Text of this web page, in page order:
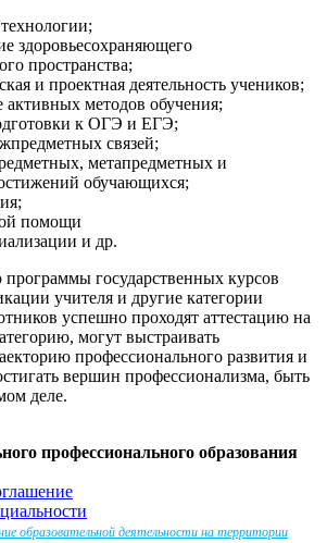
здоровьесохраняющего
пространства;
и проектная деятельность учеников;
активных методов обучения;
к ОГЭ и ЕГЭ;
связей;
метапредметных и
обучающихся;
помощи
и др.
программы государственных курсов
учителя и другие категории
успешно проходят аттестацию на
могут выстраивать
профессионального развития и
вершин профессионализма, быть
деле.
профессионального образования
образовательной деятельности на территории